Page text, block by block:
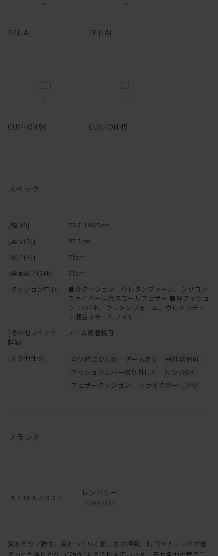
2P [LA] 1P [LA]
CUSHION 56 CUSHION 45
スペック
[幅(W)]
72.5-198.5cm
[奥行(D)]
87.5cm
[高さ(H)]
73cm
[座面高さ(SH)]
39cm
[クッション中身]
■背クッション：ウレタンフォーム、シリコン
ファイバー混合スモールフェザー ■座クッショ
ン：Sバネ、ウレタンフォーム、ウレタンチッ
プ混合スモールフェザー
[その他スペック
詳細]
アーム部着脱可
[その他仕様] 全体的にかため アームあり
張地選択可
クッションカバー取り外し可
ルンバOK
フェザークッション
ドライクリーニング
ブランド
レンバシー
REMBASSY
変わらない強さ、変わっていく愉しさの探究。時代やトレンドが遷